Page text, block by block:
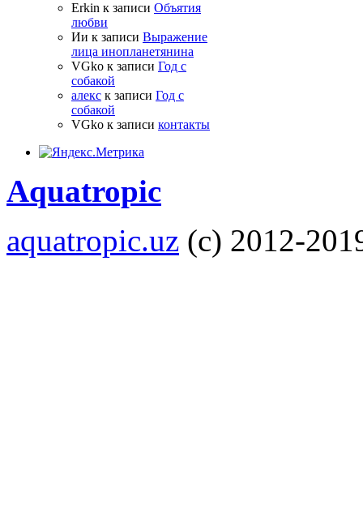
Erkin к записи Объятия
любви
Ии к записи Выражение
лица инопланетянина
VGko к записи Год с
собакой
алекс к записи Год с
собакой
VGko к записи контакты
Aquatropic
aquatropic.uz (с) 2012-